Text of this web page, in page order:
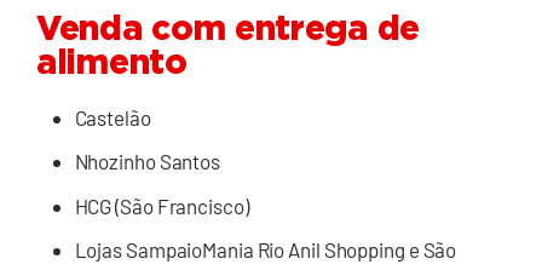
Venda com entrega de
alimento
Castelão
Nhozinho Santos
HCG (São Francisco)
Lojas SampaioMania Rio Anil Shopping e São